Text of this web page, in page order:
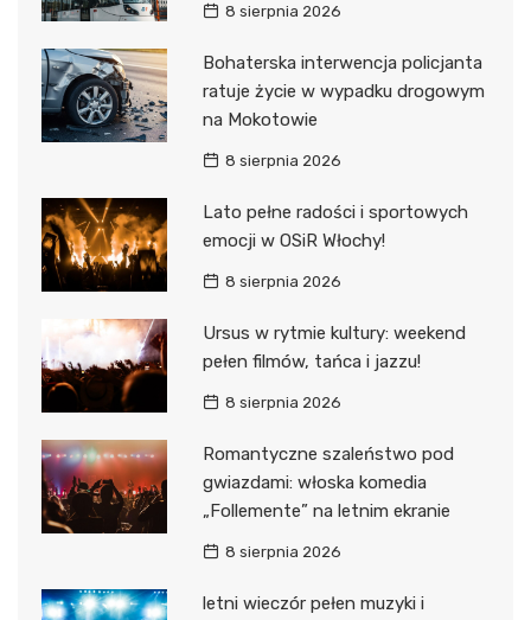
8 sierpnia 2026
Bohaterska interwencja policjanta
ratuje życie w wypadku drogowym
na Mokotowie
8 sierpnia 2026
Lato pełne radości i sportowych
emocji w OSiR Włochy!
8 sierpnia 2026
Ursus w rytmie kultury: weekend
pełen filmów, tańca i jazzu!
8 sierpnia 2026
Romantyczne szaleństwo pod
gwiazdami: włoska komedia
„Follemente” na letnim ekranie
8 sierpnia 2026
letni wieczór pełen muzyki i